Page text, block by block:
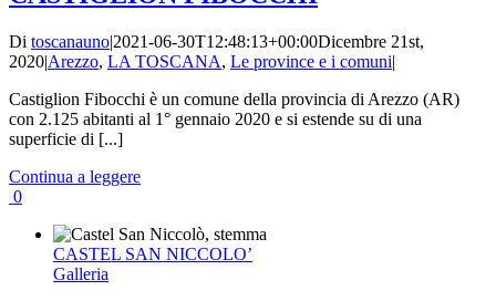
Di toscanauno|2021-06-30T12:48:13+00:00Dicembre 21st,
2020|Arezzo, LA TOSCANA, Le province e i comuni|
Castiglion Fibocchi è un comune della provincia di Arezzo (AR)
con 2.125 abitanti al 1° gennaio 2020 e si estende su di una
superficie di [...]
Continua a leggere
0
CASTEL SAN NICCOLO’
Galleria